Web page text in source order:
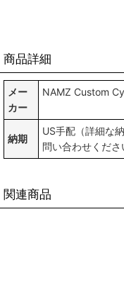
商品詳細
メー
カー
NAMZ Custom
納期
US手配（詳細な
問い合わせくださ
関連商品